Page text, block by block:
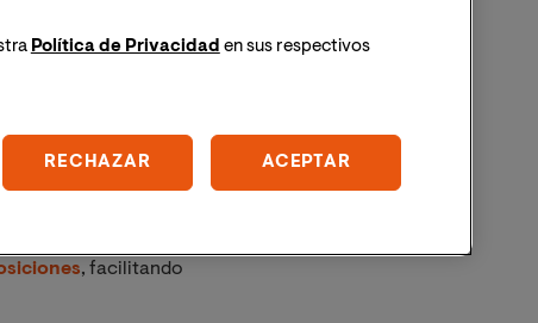
, facilitando
Política de Privacidad en sus respectivos
RECHAZAR ACEPTAR